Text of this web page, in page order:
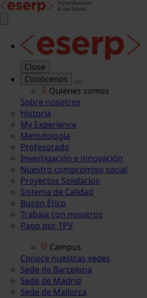
Close
Conócenos
Quiénes somos
Sobre nosotros
Historia
My Experience
Metodología
Profesorado
Investigación e innovación
Nuestro compromiso social
Proyectos Solidarios
Sistema de Calidad
Buzón Ético
Trabaja con nosotros
Pago por TPV
Campus
Conoce nuestras sedes
Sede de Barcelona
Sede de Madrid
Sede de Mallorca